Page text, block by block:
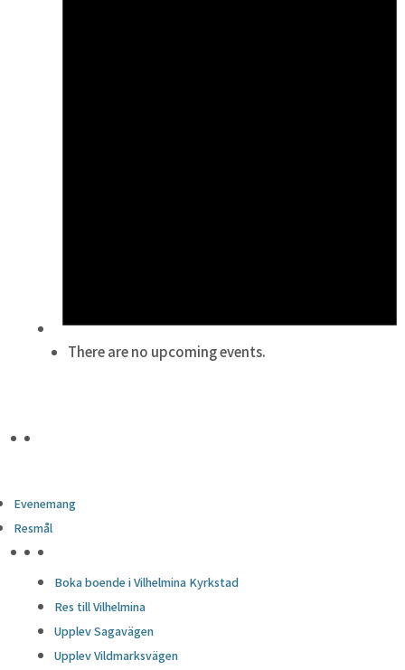
There are no upcoming events.
Evenemang
Resmål
Boka boende i Vilhelmina Kyrkstad
Res till Vilhelmina
Upplev Sagavägen
Upplev Vildmarksvägen